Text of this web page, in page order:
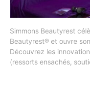
Simmons Beautyrest
Beautyrest® et ouvre
Découvrez les
(ressorts ensachés,